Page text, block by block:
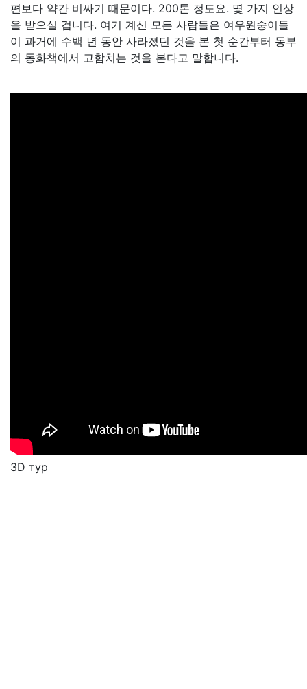
편보다 약간 비싸기 때문이다. 200톤 정도요. 몇 가지 인상
을 받으실 겁니다. 여기 계신 모든 사람들은 여우원숭이들
이 과거에 수백 년 동안 사라졌던 것을 본 첫 순간부터 동부
의 동화책에서 고함치는 것을 본다고 말합니다.
3D тур